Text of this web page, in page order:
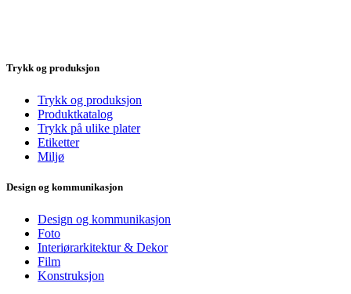
Trykk og produksjon
Trykk og produksjon
Produktkatalog
Trykk på ulike plater
Etiketter
Miljø
Design og kommunikasjon
Design og kommunikasjon
Foto
Interiørarkitektur & Dekor
Film
Konstruksjon